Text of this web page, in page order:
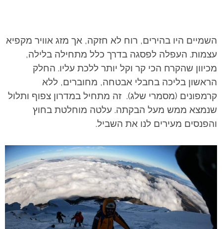
השמיים היו בהירים, רוח לא חזקה, אך מזג אוויר מקפיא
עצמות. העפלה לפסגה בדרך כלל מתחילה בלילה,
מכיוון שהקרח הכי קר וקל יותר ללכת עליו. החלק
הראשון בליכה בחבלי אבטחה, מחוברים, ללא
קרמפונים (מסמרי שלג). זה מתחיל במדרון צפוף ותלול
שנמצא ממש מעל הבקתה. עלטה מוחלטת בחוץ
והפנסים מעירים לנו את השביל.